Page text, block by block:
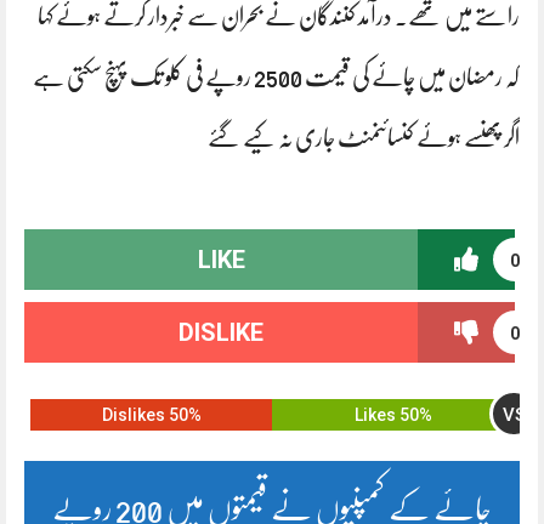
راستے میں تھے۔ درآمد کنندگان نے بحران سے خبردار کرتے ہوئے کہا
کہ رمضان میں چائے کی قیمت 2500 روپے فی کلو تک پہنچ سکتی ہے
اگر پھنسے ہوئے کنسائنمنٹ جاری نہ کیے گئے
0
LIKE
0
DISLIKE
50% Likes VS
50% Dislikes
چائے کے کمپنیوں نے قیمتوں میں 200 روپے